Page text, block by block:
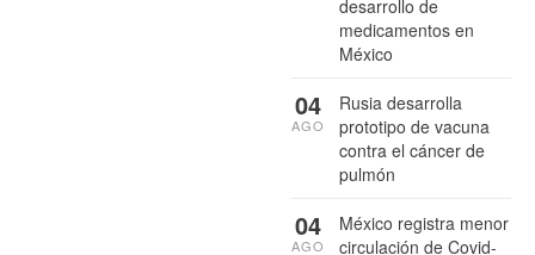
desarrollo de
medicamentos en
México
Rusia desarrolla
prototipo de vacuna
contra el cáncer de
pulmón
04
AGO
México registra menor
circulación de Covid-
04
AGO